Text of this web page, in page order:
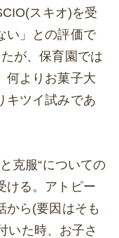
スキオ)を受
い」との評価で
が、保育園では
何よりお菓子大
キツイ試みであ
克服“についての
ける。アトピー
から(要因はそも
いた時、お子さ